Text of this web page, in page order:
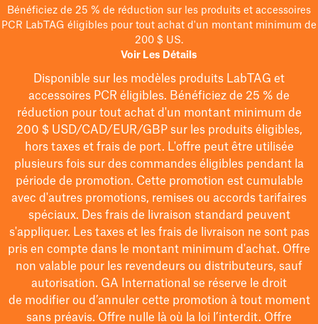
Bénéficiez de 25 % de réduction sur les produits et accessoires
PCR LabTAG éligibles pour tout achat d'un montant minimum de
200 $ US.
Voir Les Détails
Disponible sur les modèles produits LabTAG et
accessoires PCR éligibles. Bénéficiez de 25 % de
réduction pour tout achat d'un montant minimum de
200 $USD/CAD/EUR/GBPsur les produits éligibles,
hors taxes et frais de port. L'offre peut être utilisée
plusieurs fois sur des commandes éligibles pendant la
période de promotion. Cette promotion est cumulable
avec d'autres promotions, remises ou accords tarifaires
spéciaux. Des frais de livraison standard peuvent
s'appliquer. Les taxes et les frais de livraison ne sont pas
pris en compte dans le montant minimum d'achat. Offre
non valable pour les revendeurs ou distributeurs, sauf
autorisation. GA International se réserve le droit
de modifierou d’annuler cette promotion à tout moment
sans préavis. Offre nulle là où la loi l’interdit. Offre